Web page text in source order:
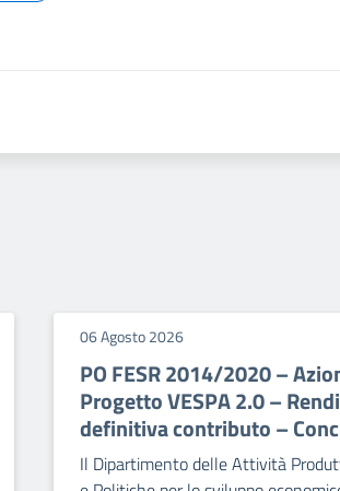
06 Agosto 2026
PO FESR 2014/2020 –
Progetto VESPA 2.0 –
definitiva contributo –
Il Dipartimento delle Attività